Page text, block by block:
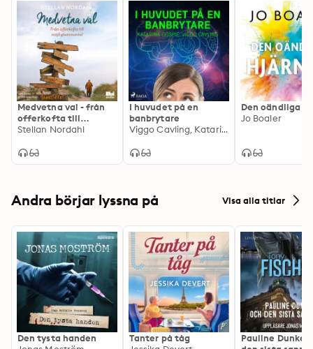
Medvetna val - från
offerkofta till
möjlighetsmantel
Stellan Nordahl
I huvudet på en
banbrytare
Viggo Cavling, Katarina Gospic
Den oändliga
Jo Boaler
Andra börjar lyssna på Visa alla titlar
Den tysta handen
Tanter på tåg
Pauline Dunker